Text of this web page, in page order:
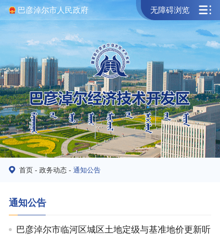
巴彦淖尔市人民政府 无障碍浏览
首页 -政务动态 -通知公告
通知公告
巴彦淖尔市临河区城区土地定级与基准地价更新听